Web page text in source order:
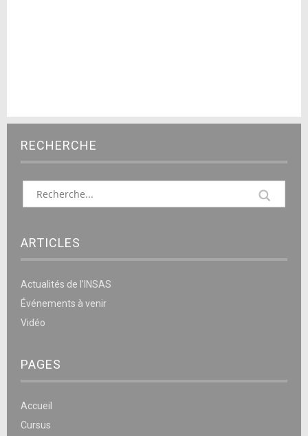
RECHERCHE
ARTICLES
Actualités de l’INSAS
Événements à venir
Vidéo
PAGES
Accueil
Cursus